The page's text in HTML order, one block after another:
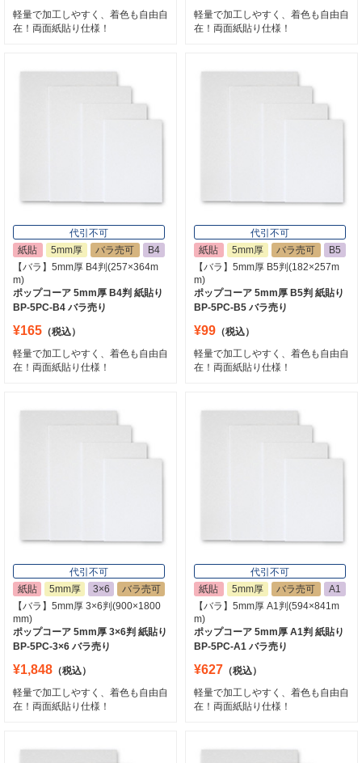
軽量で加工しやすく、着色も自由自
在！両面紙貼り仕様！
軽量で加工しやすく、着色も自由自
在！両面紙貼り仕様！
代引不可
紙貼
5mm厚 バラ売可
B4
【バラ】5mm厚 B4判(257×364m
m)
ポップコーア 5mm厚 B4判 紙貼り
BP-5PC-B4 バラ売り
¥165 （税込）
軽量で加工しやすく、着色も自由自
在！両面紙貼り仕様！
代引不可
紙貼
5mm厚 バラ売可
B5
【バラ】5mm厚 B5判(182×257m
m)
ポップコーア 5mm厚 B5判 紙貼り
BP-5PC-B5 バラ売り
¥99 （税込）
軽量で加工しやすく、着色も自由自
在！両面紙貼り仕様！
代引不可
紙貼
5mm厚 3×6
バラ売可
【バラ】5mm厚 3×6判(900×1800
mm)
ポップコーア 5mm厚 3×6判 紙貼り
BP-5PC-3×6 バラ売り
¥1,848 （税込）
軽量で加工しやすく、着色も自由自
在！両面紙貼り仕様！
代引不可
紙貼
5mm厚 バラ売可
A1
【バラ】5mm厚 A1判(594×841m
m)
ポップコーア 5mm厚 A1判 紙貼り
BP-5PC-A1 バラ売り
¥627 （税込）
軽量で加工しやすく、着色も自由自
在！両面紙貼り仕様！